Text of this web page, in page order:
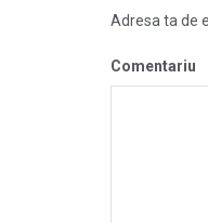
Adresa ta de
Comentariu